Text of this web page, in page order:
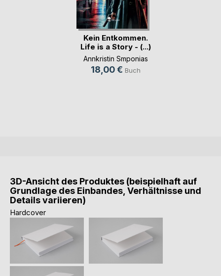
Kein Entkommen.
Life is a Story - (...)
Annkristin Smponias
18,00 € Buch
3D-Ansicht des Produktes (beispielhaft auf
Grundlage des Einbandes, Verhältnisse und
Details variieren)
Hardcover